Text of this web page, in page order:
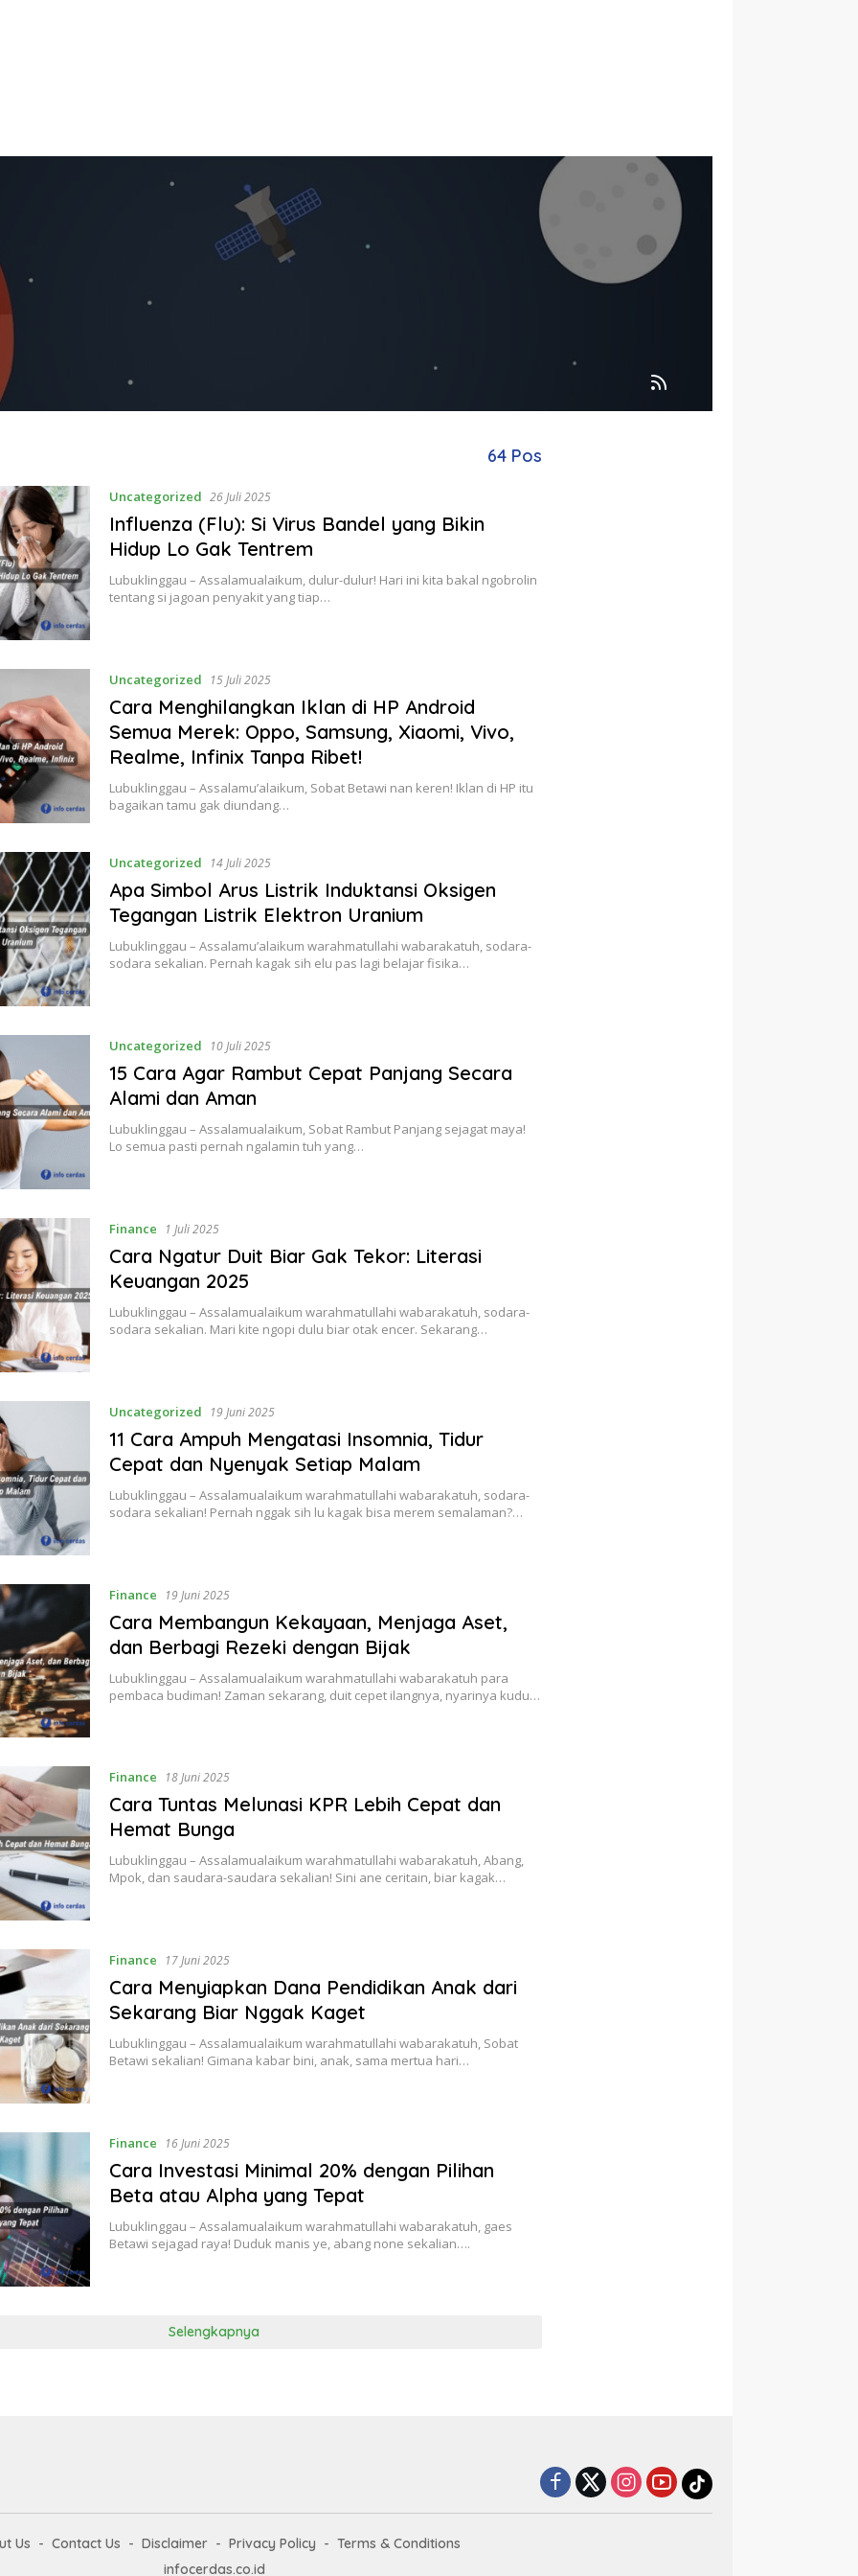
64 Pos
Uncategorized 26 Juli 2025
Influenza (Flu): Si Virus Bandel yang Bikin
Hidup Lo Gak Tentrem
Lubuklinggau – Assalamualaikum, dulur-dulur! Hari ini kita bakal ngobrolin
tentang si jagoan penyakit yang tiap…
Uncategorized 15 Juli 2025
Cara Menghilangkan Iklan di HP Android
Semua Merek: Oppo, Samsung, Xiaomi, Vivo,
Realme, Infinix Tanpa Ribet!
Lubuklinggau – Assalamu’alaikum, Sobat Betawi nan keren! Iklan di HP itu
bagaikan tamu gak diundang…
Uncategorized 14 Juli 2025
Apa Simbol Arus Listrik Induktansi Oksigen
Tegangan Listrik Elektron Uranium
Lubuklinggau – Assalamu’alaikum warahmatullahi wabarakatuh, sodara-
sodara sekalian. Pernah kagak sih elu pas lagi belajar fisika…
Uncategorized 10 Juli 2025
15 Cara Agar Rambut Cepat Panjang Secara
Alami dan Aman
Lubuklinggau – Assalamualaikum, Sobat Rambut Panjang sejagat maya!
Lo semua pasti pernah ngalamin tuh yang…
Finance 1 Juli 2025
Cara Ngatur Duit Biar Gak Tekor: Literasi
Keuangan 2025
Lubuklinggau – Assalamualaikum warahmatullahi wabarakatuh, sodara-
sodara sekalian. Mari kite ngopi dulu biar otak encer. Sekarang…
Uncategorized 19 Juni 2025
11 Cara Ampuh Mengatasi Insomnia, Tidur
Cepat dan Nyenyak Setiap Malam
Lubuklinggau – Assalamualaikum warahmatullahi wabarakatuh, sodara-
sodara sekalian! Pernah nggak sih lu kagak bisa merem semalaman?…
Finance 19 Juni 2025
Cara Membangun Kekayaan, Menjaga Aset,
dan Berbagi Rezeki dengan Bijak
Lubuklinggau – Assalamualaikum warahmatullahi wabarakatuh para
pembaca budiman! Zaman sekarang, duit cepet ilangnya, nyarinya kudu…
Finance 18 Juni 2025
Cara Tuntas Melunasi KPR Lebih Cepat dan
Hemat Bunga
Lubuklinggau – Assalamualaikum warahmatullahi wabarakatuh, Abang,
Mpok, dan saudara-saudara sekalian! Sini ane ceritain, biar kagak…
Finance 17 Juni 2025
Cara Menyiapkan Dana Pendidikan Anak dari
Sekarang Biar Nggak Kaget
Lubuklinggau – Assalamualaikum warahmatullahi wabarakatuh, Sobat
Betawi sekalian! Gimana kabar bini, anak, sama mertua hari…
Finance 16 Juni 2025
Cara Investasi Minimal 20% dengan Pilihan
Beta atau Alpha yang Tepat
Lubuklinggau – Assalamualaikum warahmatullahi wabarakatuh, gaes
Betawi sejagad raya! Duduk manis ye, abang none sekalian….
Selengkapnya
Us Contact Us Disclaimer Privacy Policy
Terms & Conditions
infocerdas.co.id